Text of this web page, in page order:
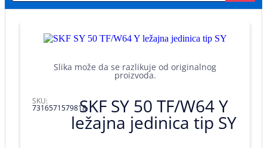
Slika može da se razlikuje od originalnog
proizvoda.
SKF SY 50 TF/W64 Y
ležajna jedinica tip SY
SKU:
7316571579818